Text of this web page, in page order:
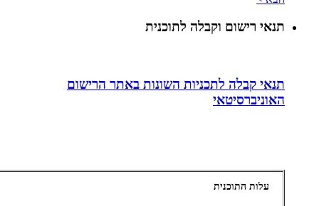
תנאי רישום וקבלה לתוכנית
תנאי קבלה לתכניות השונות באתר הרישום
האוניברסיטאי
עלות התוכנית